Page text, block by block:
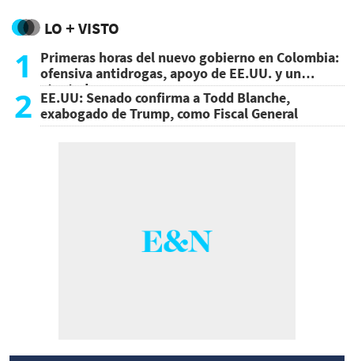
LO + VISTO
1
Primeras horas del nuevo gobierno en Colombia:
ofensiva antidrogas, apoyo de EE.UU. y un
atentado
2 EE.UU: Senado confirma a Todd Blanche,
exabogado de Trump, como Fiscal General